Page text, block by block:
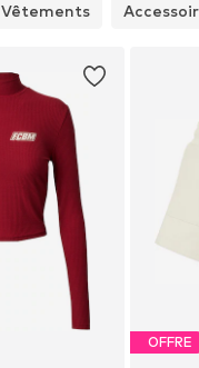
Vêtements
OFFRE